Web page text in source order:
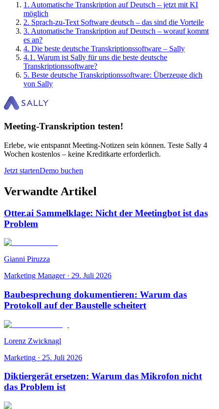
1 . Automatische Transkription auf Deutsch – jetzt mit KI
möglich
2. Sprach-zu-Text Software deutsch – das sind die Vorteile
3. Automatische Transkription auf Deutsch – worauf kommt
es an?
4. Die beste deutsche Transkriptionssoftware – Sally
4.1 . Warum ist Sally für uns die beste deutsche
Transkriptionssoftware?
5. Beste deutsche Transkriptionssoftware: Überzeuge dich
von Sally
Meeting-Transkription testen!
Erlebe, wie entspannt Meeting-Notizen sein können. Teste Sally 4
Wochen kostenlos – keine Kreditkarte erforderlich.
Jetzt startenDemo buchen
Verwandte Artikel
Otter.ai Sammelklage: Nicht der Meetingbot ist das
Problem
Gianni Piruzza
Marketing Manager· 29. Juli 2026
Baubesprechung dokumentieren: Warum das
Protokoll auf der Baustelle scheitert
Lorenz Zwicknagl
Marketing · 25. Juli 2026
Diktiergerät ersetzen: Warum das Mikrofon nicht
das Problem ist